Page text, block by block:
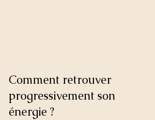
Comment retrouver
progressivement son
énergie ?